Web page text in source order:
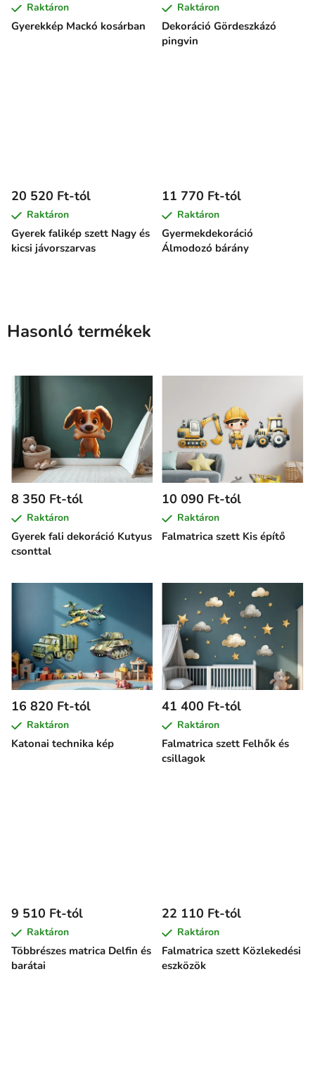
Gyerekkép Mackó kosárban
Raktáron
Dekoráció Gördeszkázó
pingvin
Raktáron
Gyerek falikép szett Nagy és
kicsi jávorszarvas
20 520 Ft-tól
Raktáron
Gyermekdekoráció
Álmodozó bárány
11 770 Ft-tól
Raktáron
Hasonló termékek
Gyerek fali dekoráció Kutyus
csonttal
8 350 Ft-tól
Raktáron
Falmatrica szett Kis építő
10 090 Ft-tól
Raktáron
Katonai technika kép
16 820 Ft-tól
Raktáron
Falmatrica szett Felhők és
csillagok
41 400 Ft-tól
Raktáron
Többrészes matrica Delfin és
barátai
9 510 Ft-tól
Raktáron
Falmatrica szett Közlekedési
eszközök
22 110 Ft-tól
Raktáron